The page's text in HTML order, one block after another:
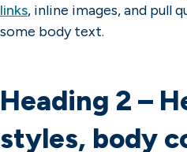
links, inline images, and pull
some body text.
Heading 2 –
styles, body